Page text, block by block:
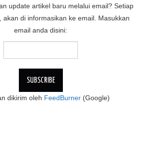
update artikel baru melalui email? Setiap
akan di informasikan ke email. Masukkan
email anda disini:
dikirim oleh FeedBurner (Google)